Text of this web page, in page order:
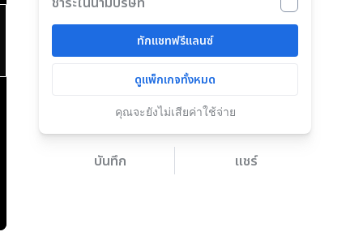
ทักแชทฟรีแลนซ์
ดูแพ็กเกจทั้งหมด
คุณจะยังไม่เสียค่าใช้จ่าย
บันทึก แชร์